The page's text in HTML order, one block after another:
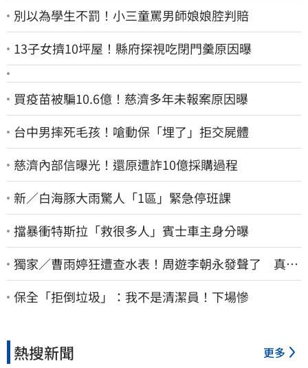
別以為學生不罰！小三童罵男師娘娘腔判賠
13子女擠10坪屋！縣府探視吃閉門羹原因曝
買疫苗被騙10.6億！慈濟多年未報案原因曝
台中男摔死毛孩！嗆動保「埋了」拒交屍體
慈濟內部信曝光！還原遭詐10億採購過程
新／白海豚大雨驚人「1區」緊急停班課
擋暴衝特斯拉「救很多人」賓士車主身分曝
獨家／曹雨婷狂遭查水表！周遊李朝永發聲了 真實
看法曝光
保全「拒倒垃圾」：我不是清潔員！下場慘
熱搜新聞 更多